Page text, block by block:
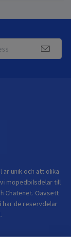
unik och att olika
mopedbilsdelar till
Chatenet. Oavsett
har de reservdelar